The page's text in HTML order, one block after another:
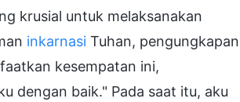
krusial untuk melaksanakan
inkarnasi Tuhan, pengungkapan
kesempatan ini,
dengan baik." Pada saat itu, aku